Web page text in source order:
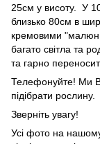
25см у висоту. У
близько 80см в
кремовими
багато світла та
та гарно
Телефонуйте! Ми
підібрати рослину.
Зверніть увагу!
Усі фото на